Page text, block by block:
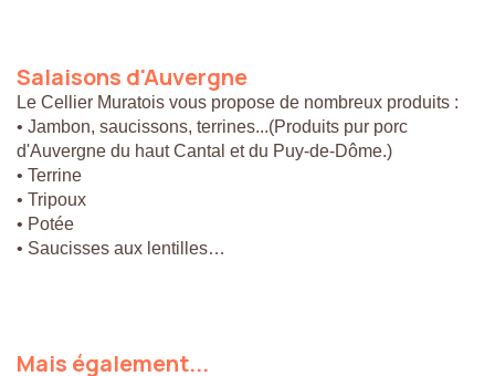
Salaisons d'Auvergne
Le Cellier Muratois vous propose de nombreux produits :
• Jambon, saucissons, terrines...(Produits pur porc
d'Auvergne du haut Cantal et du Puy-de-Dôme.)
• Terrine
• Tripoux
• Potée
• Saucisses aux lentilles…
Mais également...